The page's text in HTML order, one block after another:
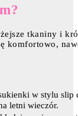
tkaniny i
komfortowo,
w stylu slip
letni wieczór.